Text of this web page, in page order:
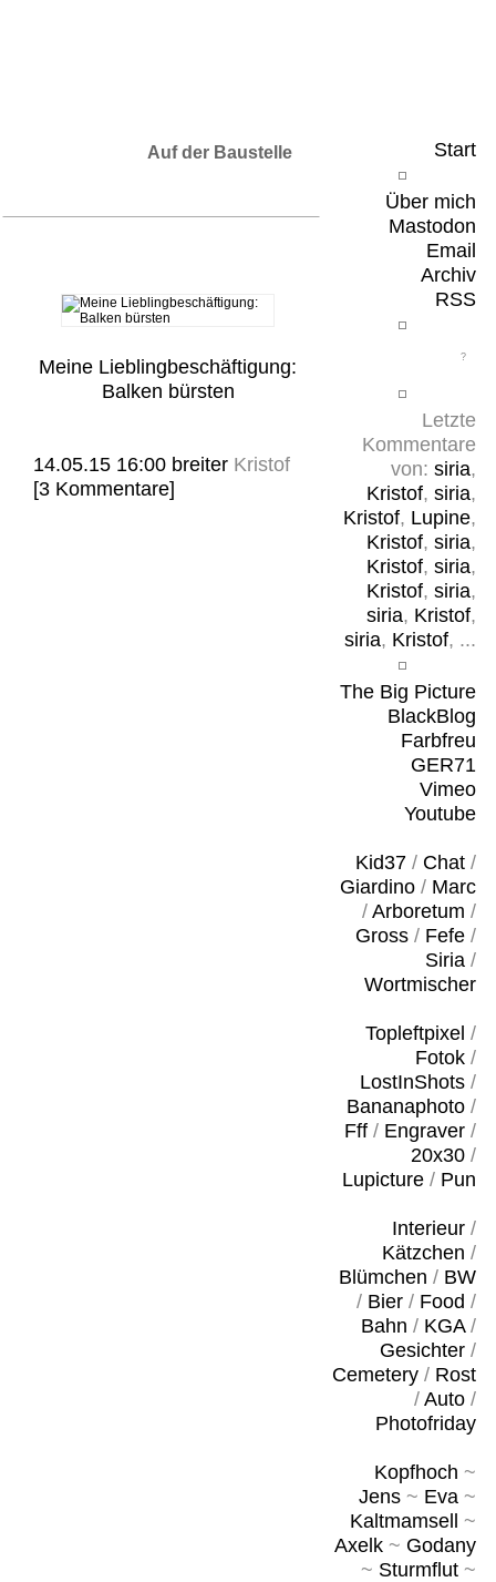
Start
Über mich
Mastodon
Email
Archiv
RSS
Letzte
Kommentare
von: siria,
Kristof, siria,
Kristof, Lupine,
Kristof, siria,
Kristof, siria,
Kristof, siria,
siria, Kristof,
siria, Kristof, ...
The Big Picture
BlackBlog
Farbfreu
GER71
Vimeo
Youtube
Kid37/ Chat/
Giardino/ Marc
/ Arboretum /
Gross/ Fefe/
Siria/
Wortmischer
Topleftpixel /
Fotok/
LostInShots/
Bananaphoto/
Fff/ Engraver/
20x30/
Lupicture/ Pun
Interieur/
Kätzchen /
Blümchen / BW
/ Bier/ Food /
Bahn / KGA/
Gesichter/
Cemetery/ Rost
/ Auto/
Photofriday
Kopfhoch ~
Jens~ Eva~
Kaltmamsell
~
Axelk~ Godany
~ Sturmflut~
Auf der Baustelle
Meine Lieblingbeschäftigung:
Balken bürsten
14.05.15 16:00 breiter Kristof
[3 Kommentare]